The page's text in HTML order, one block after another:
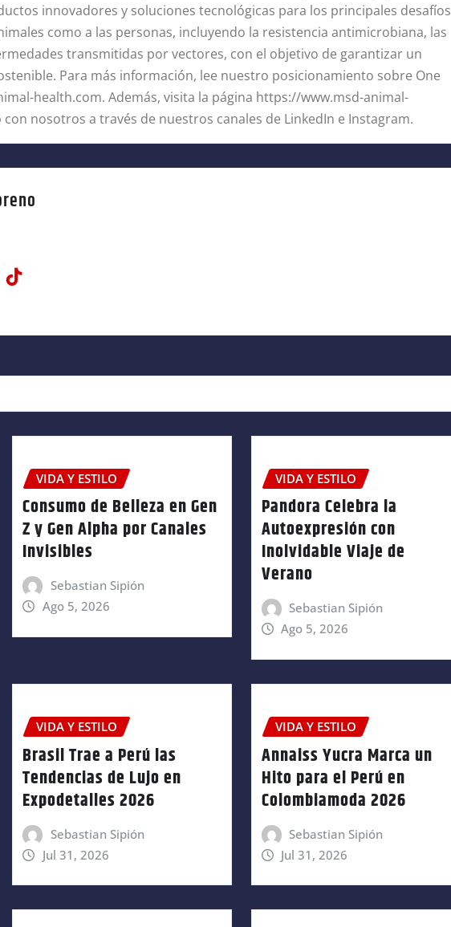
innovadores y soluciones tecnológicas para los principales desafíos
como a las personas, incluyendo la resistencia antimicrobiana, las
transmitidas por vectores, con el objetivo de garantizar un
Para más información, lee nuestro posicionamiento sobre One
health.com. Además, visita la página https://www.msd-animal-
nosotros a través de nuestros canales de LinkedIn e Instagram.
VIDA Y ESTILO
Consumo de Belleza en Gen
Z y Gen Alpha por Canales
Invisibles
Sebastian Sipión
Ago 5, 2026
VIDA Y ESTILO
Pandora Celebra la
Autoexpresión con
Inolvidable Viaje de
Verano
Sebastian Sipión
Ago 5, 2026
VIDA Y ESTILO
Brasil Trae a Perú las
Tendencias de Lujo en
Expodetalles 2026
Sebastian Sipión
Jul 31, 2026
VIDA Y ESTILO
Annaiss Yucra Marca un
Hito para el Perú en
Colombiamoda 2026
Sebastian Sipión
Jul 31, 2026